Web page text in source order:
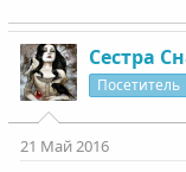
Сестра
Посетитель
21 Май 2016